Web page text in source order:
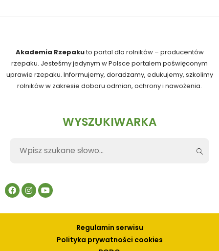
Akademia Rzepakuto portal dla rolników – producentów
rzepaku. Jesteśmy jedynym w Polsce portalem poświęconym
uprawie rzepaku. Informujemy, doradzamy, edukujemy, szkolimy
rolników w zakresie doboru odmian, ochrony i nawożenia.
WYSZUKIWARKA
Regulamin serwisu
Polityka prywatności cookies